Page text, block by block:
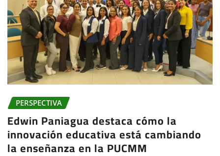
PERSPECTIVA
Edwin Paniagua destaca cómo la
innovación educativa está cambiando
la enseñanza en la PUCMM